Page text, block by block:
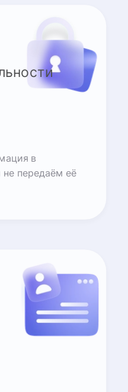
в
передаём её